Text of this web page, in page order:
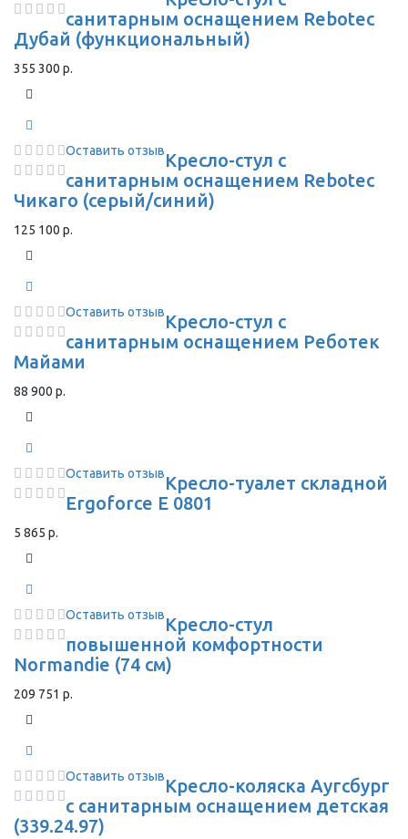
санитарным оснащением Rebotec
Дубай (функциональный)
355 300 р.
Оставить отзывКресло-стул с
санитарным оснащением Rebotec
Чикаго (серый/синий)
125 100 р.
Оставить отзывКресло-стул с
санитарным оснащением Реботек
Майами
88 900 р.
Оставить отзывКресло-туалет складной
Ergoforce E 0801
5 865 р.
Оставить отзывКресло-стул
повышенной комфортности
Normandie (74 см)
209 751 р.
Оставить отзывКресло-коляска Аугсбург
с санитарным оснащением детская
(339.24.97)